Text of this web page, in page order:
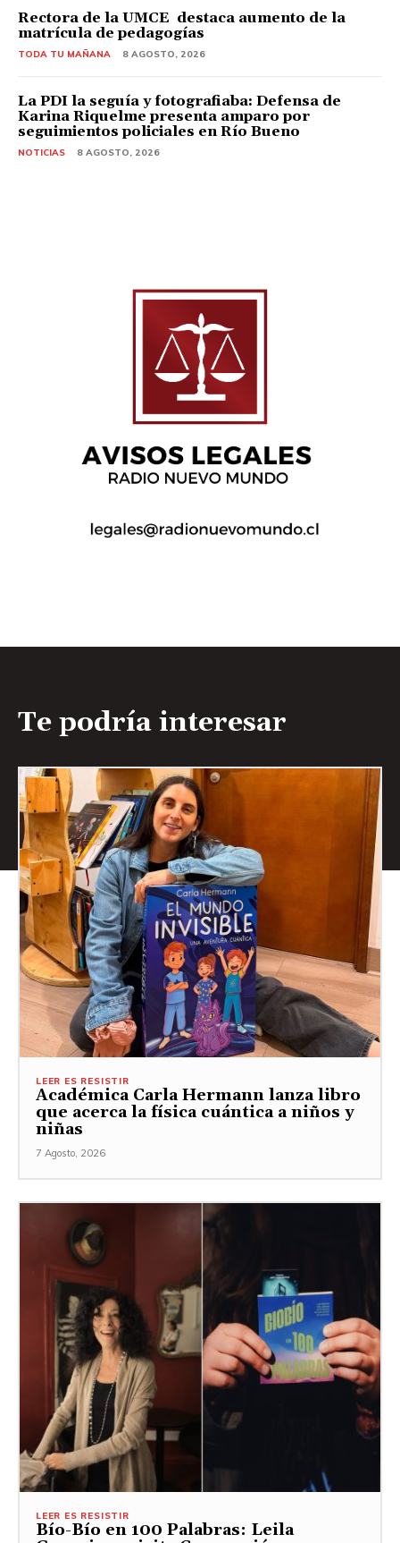
Rectora de la UMCE destaca aumento de la
matrícula de pedagogías
TODA TU MAÑANA 8 AGOSTO, 2026
La PDI la seguía y fotografiaba: Defensa de
Karina Riquelme presenta amparo por
seguimientos policiales en Río Bueno
NOTICIAS 8 AGOSTO, 2026
Te podría interesar
LEER ES RESISTIR
Académica Carla Hermann lanza libro
que acerca la física cuántica a niños y
niñas
7 Agosto, 2026
LEER ES RESISTIR
Bío-Bío en 100 Palabras: Leila